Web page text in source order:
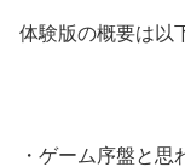
体験版の概要は以
・ゲーム序盤と